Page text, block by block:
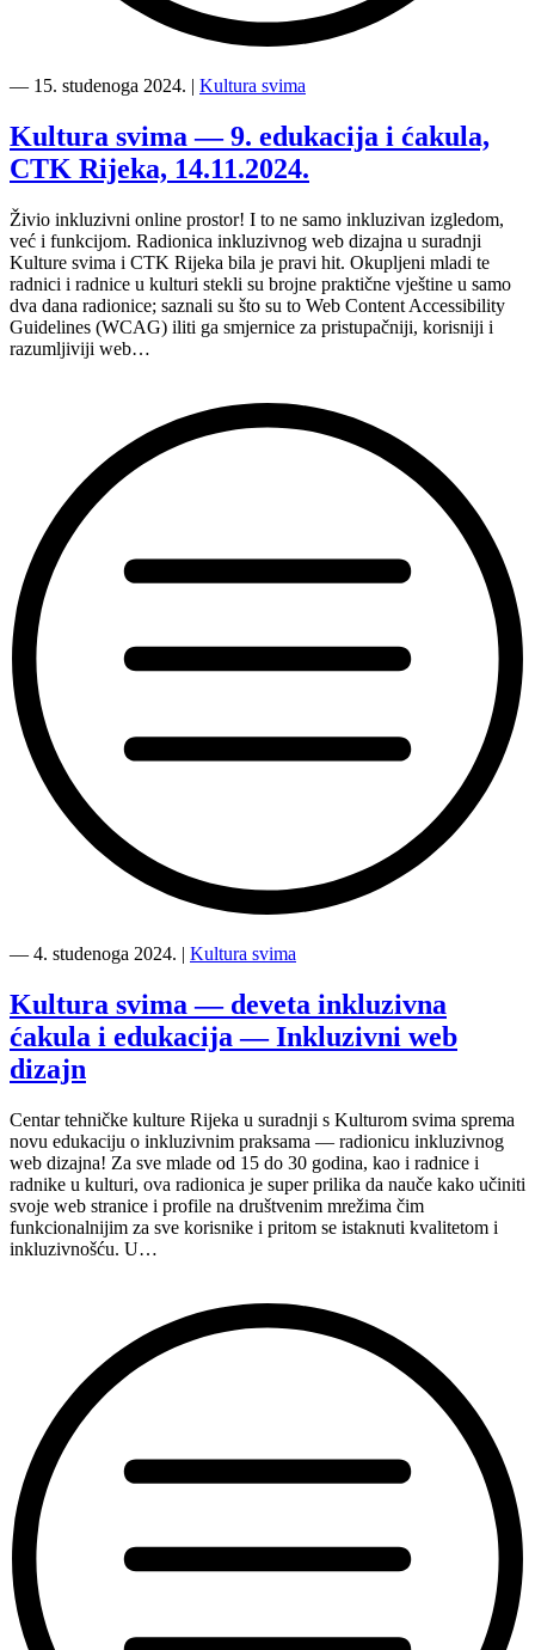
svima:
svima,
Božićna
priča,
― 15. studenoga 2024. | Kultura svima
Kultura svima — 9. edukacija i ćakula,
CTK Rijeka, 14.11.2024.
Živio inkluzivni online prostor! I to ne samo inkluzivan izgledom,
već i funkcijom. Radionica inkluzivnog web dizajna u suradnji
Kulture svima i CTK Rijeka bila je pravi hit. Okupljeni mladi te
radnici i radnice u kulturi stekli su brojne praktične vještine u samo
dva dana radionice; saznali su što su to Web Content Accessibility
Guidelines (WCAG) iliti ga smjernice za pristupačniji, korisniji i
razumljiviji web…
svima
9.
edukacija
i
ćakula,
CTK
14.11.2024.”
― 4. studenoga 2024. | Kultura svima
Kultura svima — deveta inkluzivna
ćakula i edukacija — Inkluzivni web
dizajn
Centar tehničke kulture Rijeka u suradnji s Kulturom svima sprema
novu edukaciju o inkluzivnim praksama — radionicu inkluzivnog
web dizajna! Za sve mlade od 15 do 30 godina, kao i radnice i
radnike u kulturi, ova radionica je super prilika da nauče kako učiniti
svoje web stranice i profile na društvenim mrežima čim
funkcionalnijim za sve korisnike i pritom se istaknuti kvalitetom i
inkluzivnošću. U…